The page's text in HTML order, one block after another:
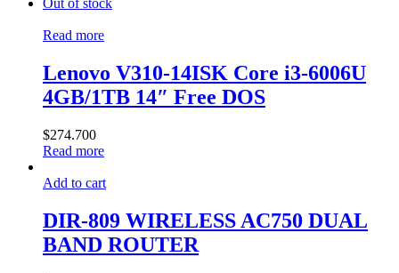
Out of stock
Read more
Lenovo V310-14ISK Core i3-6006U
4GB/1TB 14″ Free DOS
$274.700
Read more
Add to cart
DIR-809 WIRELESS AC750 DUAL
BAND ROUTER